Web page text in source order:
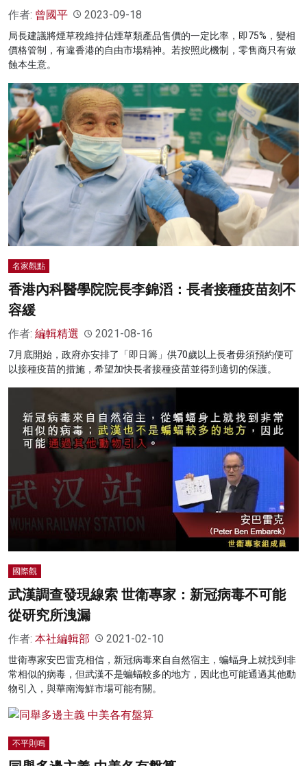
作者: 曾國平 2023-09-18
局長建議將煙草稅維持佔煙草類產品售價的一定比率，即75%，變相
價格管制，有違香港的自由市場精神。若按照此機制，零售商只有做
蝕本生意。
名家觀點
香港內科醫學院院長李錦滔：長者接種疫苗刻不
容緩
作者: 編輯精選 2021-08-16
7月底開始，政府亦安排了「即日籌」供70歲以上長者毋須預約便可
以接種疫苗的措施，希望加快長者接種疫苗並得到適切的保護。
國際觀
武漢調查發現線索 世衛專家：新冠病毒不可能
從研究所洩漏
作者: 本社編輯部 2021-02-10
世衛專家安巴雷克相信，新冠病毒來自自然宿主，蝙蝠身上就找到非
常相似的病毒，但武漢不是蝙蝠較多的地方，因此也可能通過其他動
物引入，與華南海鮮市場可能有關。
不平則鳴